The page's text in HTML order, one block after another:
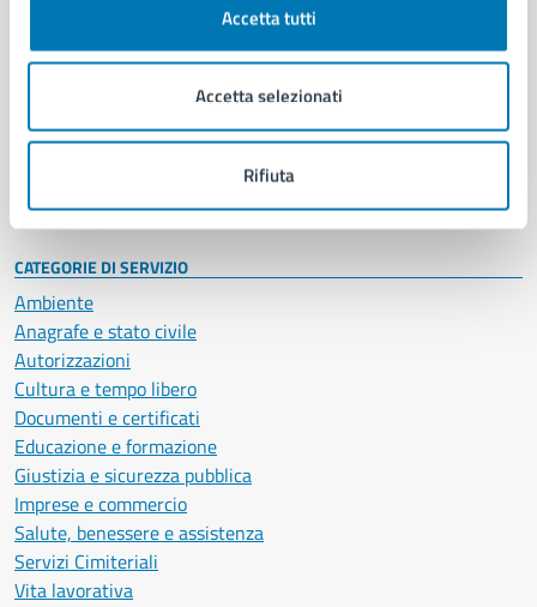
Accetta tutti
Accetta selezionati
Rifiuta
Enti e fondazioni
Personale amministrativo
Intranet, posta aziendale e protocollo
CATEGORIE DI SERVIZIO
Ambiente
Anagrafe e stato civile
Autorizzazioni
Cultura e tempo libero
Documenti e certificati
Educazione e formazione
Giustizia e sicurezza pubblica
Imprese e commercio
Salute, benessere e assistenza
Servizi Cimiteriali
Vita lavorativa